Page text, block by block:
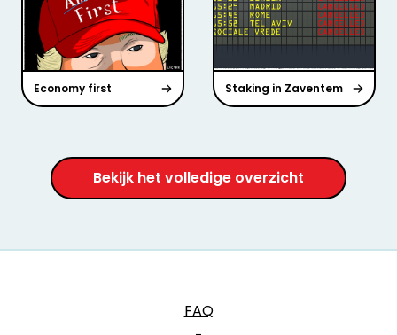
Economy first Staking in Zaventem
Bekijk het volledige overzicht
FAQ